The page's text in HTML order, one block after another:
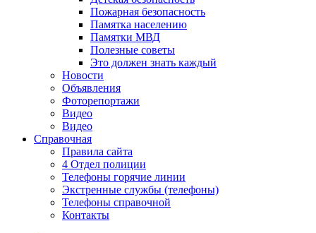
Пожарная безопасность
Памятка населению
Памятки МВД
Полезные советы
Это должен знать каждый
Новости
Объявления
Фоторепортажи
Видео
Видео
Справочная
Правила сайта
4 Отдел полиции
Телефоны горячие линии
Экстренные службы (телефоны)
Телефоны справочной
Контакты